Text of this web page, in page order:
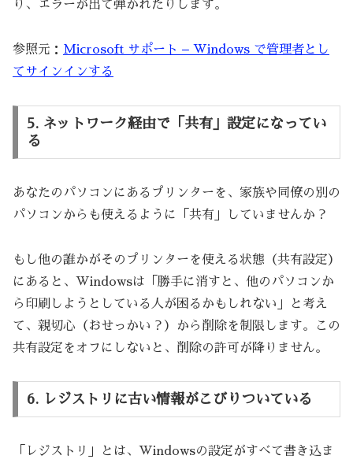
り、エラーが出て弾かれたりします。
参照元： Microsoft サポート – Windows で管理者とし
てサインインする
5. ネットワーク経由で「共有」設定になってい
る
あなたのパソコンにあるプリンターを、家族や同僚の別の
パソコンからも使えるように「共有」していませんか？
もし他の誰かがそのプリンターを使える状態（共有設定）
にあると、Windowsは「勝手に消すと、他のパソコンか
ら印刷しようとしている人が困るかもしれない」と考え
て、親切心（おせっかい？）から削除を制限します。この
共有設定をオフにしないと、削除の許可が降りません。
6. レジストリに古い情報がこびりついている
「レジストリ」とは、Windowsの設定がすべて書き込ま